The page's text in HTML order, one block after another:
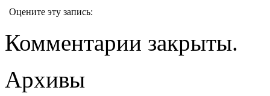
Оцените эту запись:
Комментарии закрыты.
Архивы